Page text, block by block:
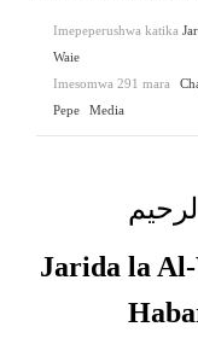
Imepeperushwa katika
Waie
Imesomwa 291 mara
Pepe
Media
Jarida la